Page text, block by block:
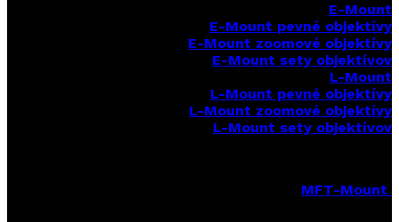
E-Mount
E-Mount pevné objektívy
E-Mount zoomové objektívy
E-Mount sety objektívov
L-Mount
L-Mount pevné objektívy
L-Mount zoomové objektívy
L-Mount sety objektívov
MFT-Mount